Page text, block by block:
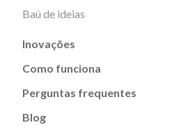
Baú de ideias
Inovações
Como funciona
Perguntas frequentes
Blog